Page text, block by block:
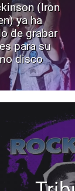
(Iron
ya ha
de grabar
para su
disco